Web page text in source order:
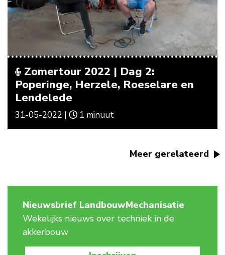
Zomertour 2022 | Dag 2:
Poperinge, Herzele, Roeselare en
Lendelede
31-05-2022 | 1 minuut
Meer gerelateerd
Nieuwsbrief LandbouwMechanisatie
Wekelijks nieuws over techniek in de
akkerbouw